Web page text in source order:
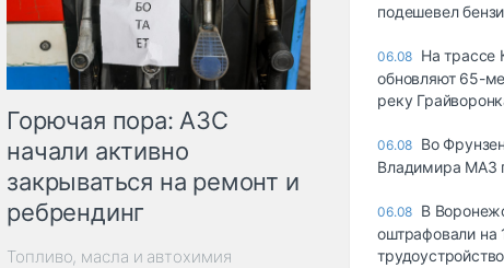
Горючая пора: АЗС
начали активно
закрываться на ремонт и
ребрендинг
Топливо, масла и автохимия
подешевел
06.08 На трассе
обновляют 65-
реку
06.08 Во
Владимира МАЗ
06.08 В
оштрафовали на